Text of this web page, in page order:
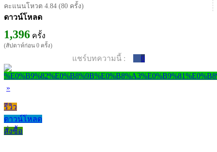
คะแนนโหวต 4.84 (80 ครั้ง)
ดาวน์โหลด
1,396 ครั้ง
(สัปดาห์ก่อน 0 ครั้ง)
แชร์บทความนี้ : 0
»
รีวิว
ดาวน์โหลด
สั่งซื้อ